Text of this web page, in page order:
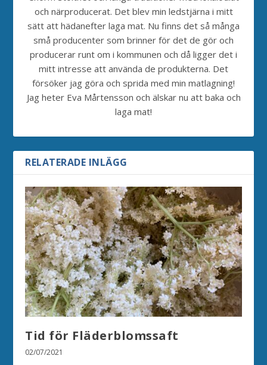
och närproducerat. Det blev min ledstjärna i mitt
sätt att hädanefter laga mat. Nu finns det så många
små producenter som brinner för det de gör och
producerar runt om i kommunen och då ligger det i
mitt intresse att använda de produkterna. Det
försöker jag göra och sprida med min matlagning!
Jag heter Eva Mårtensson och älskar nu att baka och
laga mat!
RELATERADE INLÄGG
Tid för Fläderblomssaft
02/07/2021